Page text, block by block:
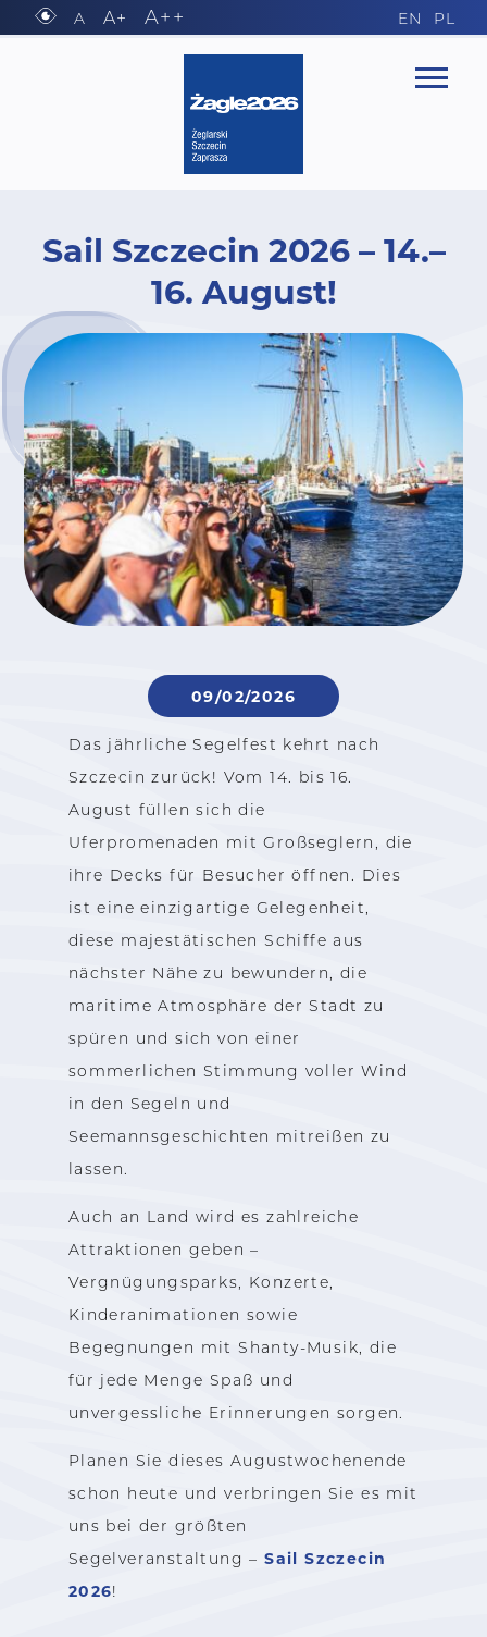
Sail Szczecin 2026 – 14.–
16. August!
09/02/2026
Das jährliche Segelfest kehrt nach
Szczecin zurück! Vom 14. bis 16.
August füllen sich die
Uferpromenaden mit Großseglern, die
ihre Decks für Besucher öffnen. Dies
ist eine einzigartige Gelegenheit,
diese majestätischen Schiffe aus
nächster Nähe zu bewundern, die
maritime Atmosphäre der Stadt zu
spüren und sich von einer
sommerlichen Stimmung voller Wind
in den Segeln und
Seemannsgeschichten mitreißen zu
lassen.
Auch an Land wird es zahlreiche
Attraktionen geben –
Vergnügungsparks, Konzerte,
Kinderanimationen sowie
Begegnungen mit Shanty-Musik, die
für jede Menge Spaß und
unvergessliche Erinnerungen sorgen.
Planen Sie dieses Augustwochenende
schon heute und verbringen Sie es mit
uns bei der größten
Segelveranstaltung –Sail Szczecin
2026!
A A+ A++ EN PL